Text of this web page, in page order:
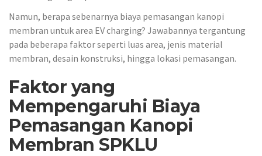
Namun, berapa sebenarnya biaya pemasangan kanopi
membran untuk area EV charging? Jawabannya tergantung
pada beberapa faktor seperti luas area, jenis material
membran, desain konstruksi, hingga lokasi pemasangan.
Faktor yang
Mempengaruhi Biaya
Pemasangan Kanopi
Membran SPKLU